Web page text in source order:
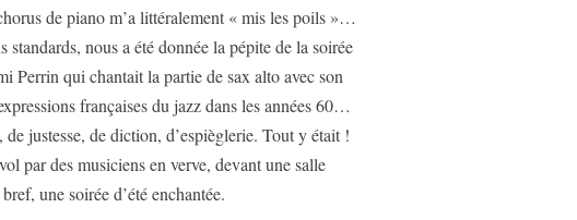
de piano m’a littéralement « mis les poils »…
standards, nous a été donnée la pépite de la soirée
Perrin qui chantait la partie de sax alto avec son
françaises du jazz dans les années 60…
justesse, de diction, d’espièglerie. Tout y était !
par des musiciens en verve, devant une salle
une soirée d’été enchantée.